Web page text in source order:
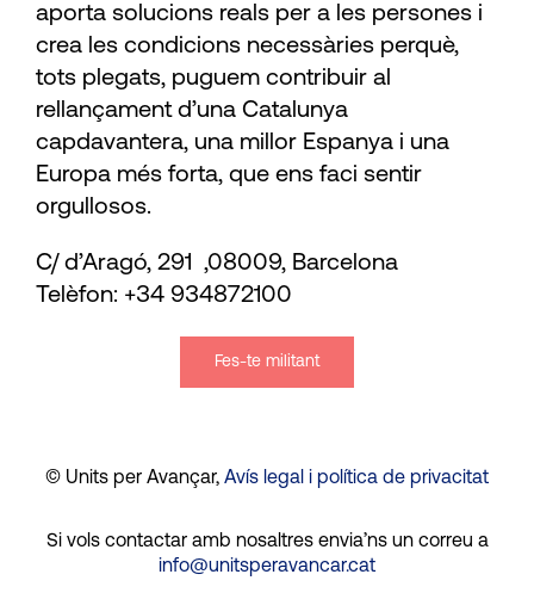
aporta solucions reals per a les persones i
crea les condicions necessàries perquè,
tots plegats, puguem contribuir al
rellançament d’una Catalunya
capdavantera, una millor Espanya i una
Europa més forta, que ens faci sentir
orgullosos.
C/ d’Aragó, 291 ,08009, Barcelona
Telèfon: +34 934872100
Fes-te militant
© Units per Avançar, Avís legal i política de privacitat
Si vols contactar amb nosaltres envia’ns un correu a
info@unitsperavancar.cat